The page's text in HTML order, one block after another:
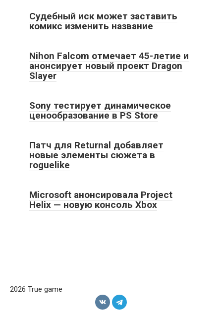
Судебный иск может заставить
комикс изменить название
Nihon Falcom отмечает 45-летие и
анонсирует новый проект Dragon
Slayer
Sony тестирует динамическое
ценообразование в PS Store
Патч для Returnal добавляет
новые элементы сюжета в
roguelike
Microsoft анонсировала Project
Helix — новую консоль Xbox
2026 True game